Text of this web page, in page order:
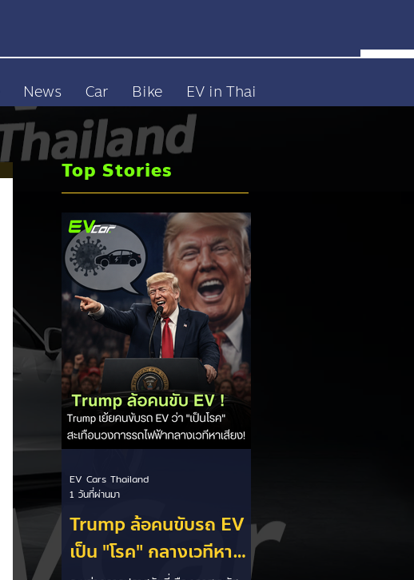
News Car Bike EV in Thai
Top Stories
Trump ล้อคนขับรถ EV
เป็น "โรค" กลางเวทีหา
EV Cars Thailand
1 วันที่ผ่านมา